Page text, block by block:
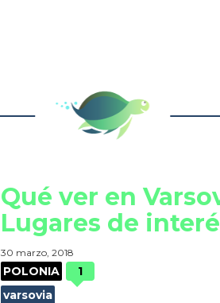
Qué ver en
Lugares de
30 marzo, 2018
POLONIA
1
varsovia